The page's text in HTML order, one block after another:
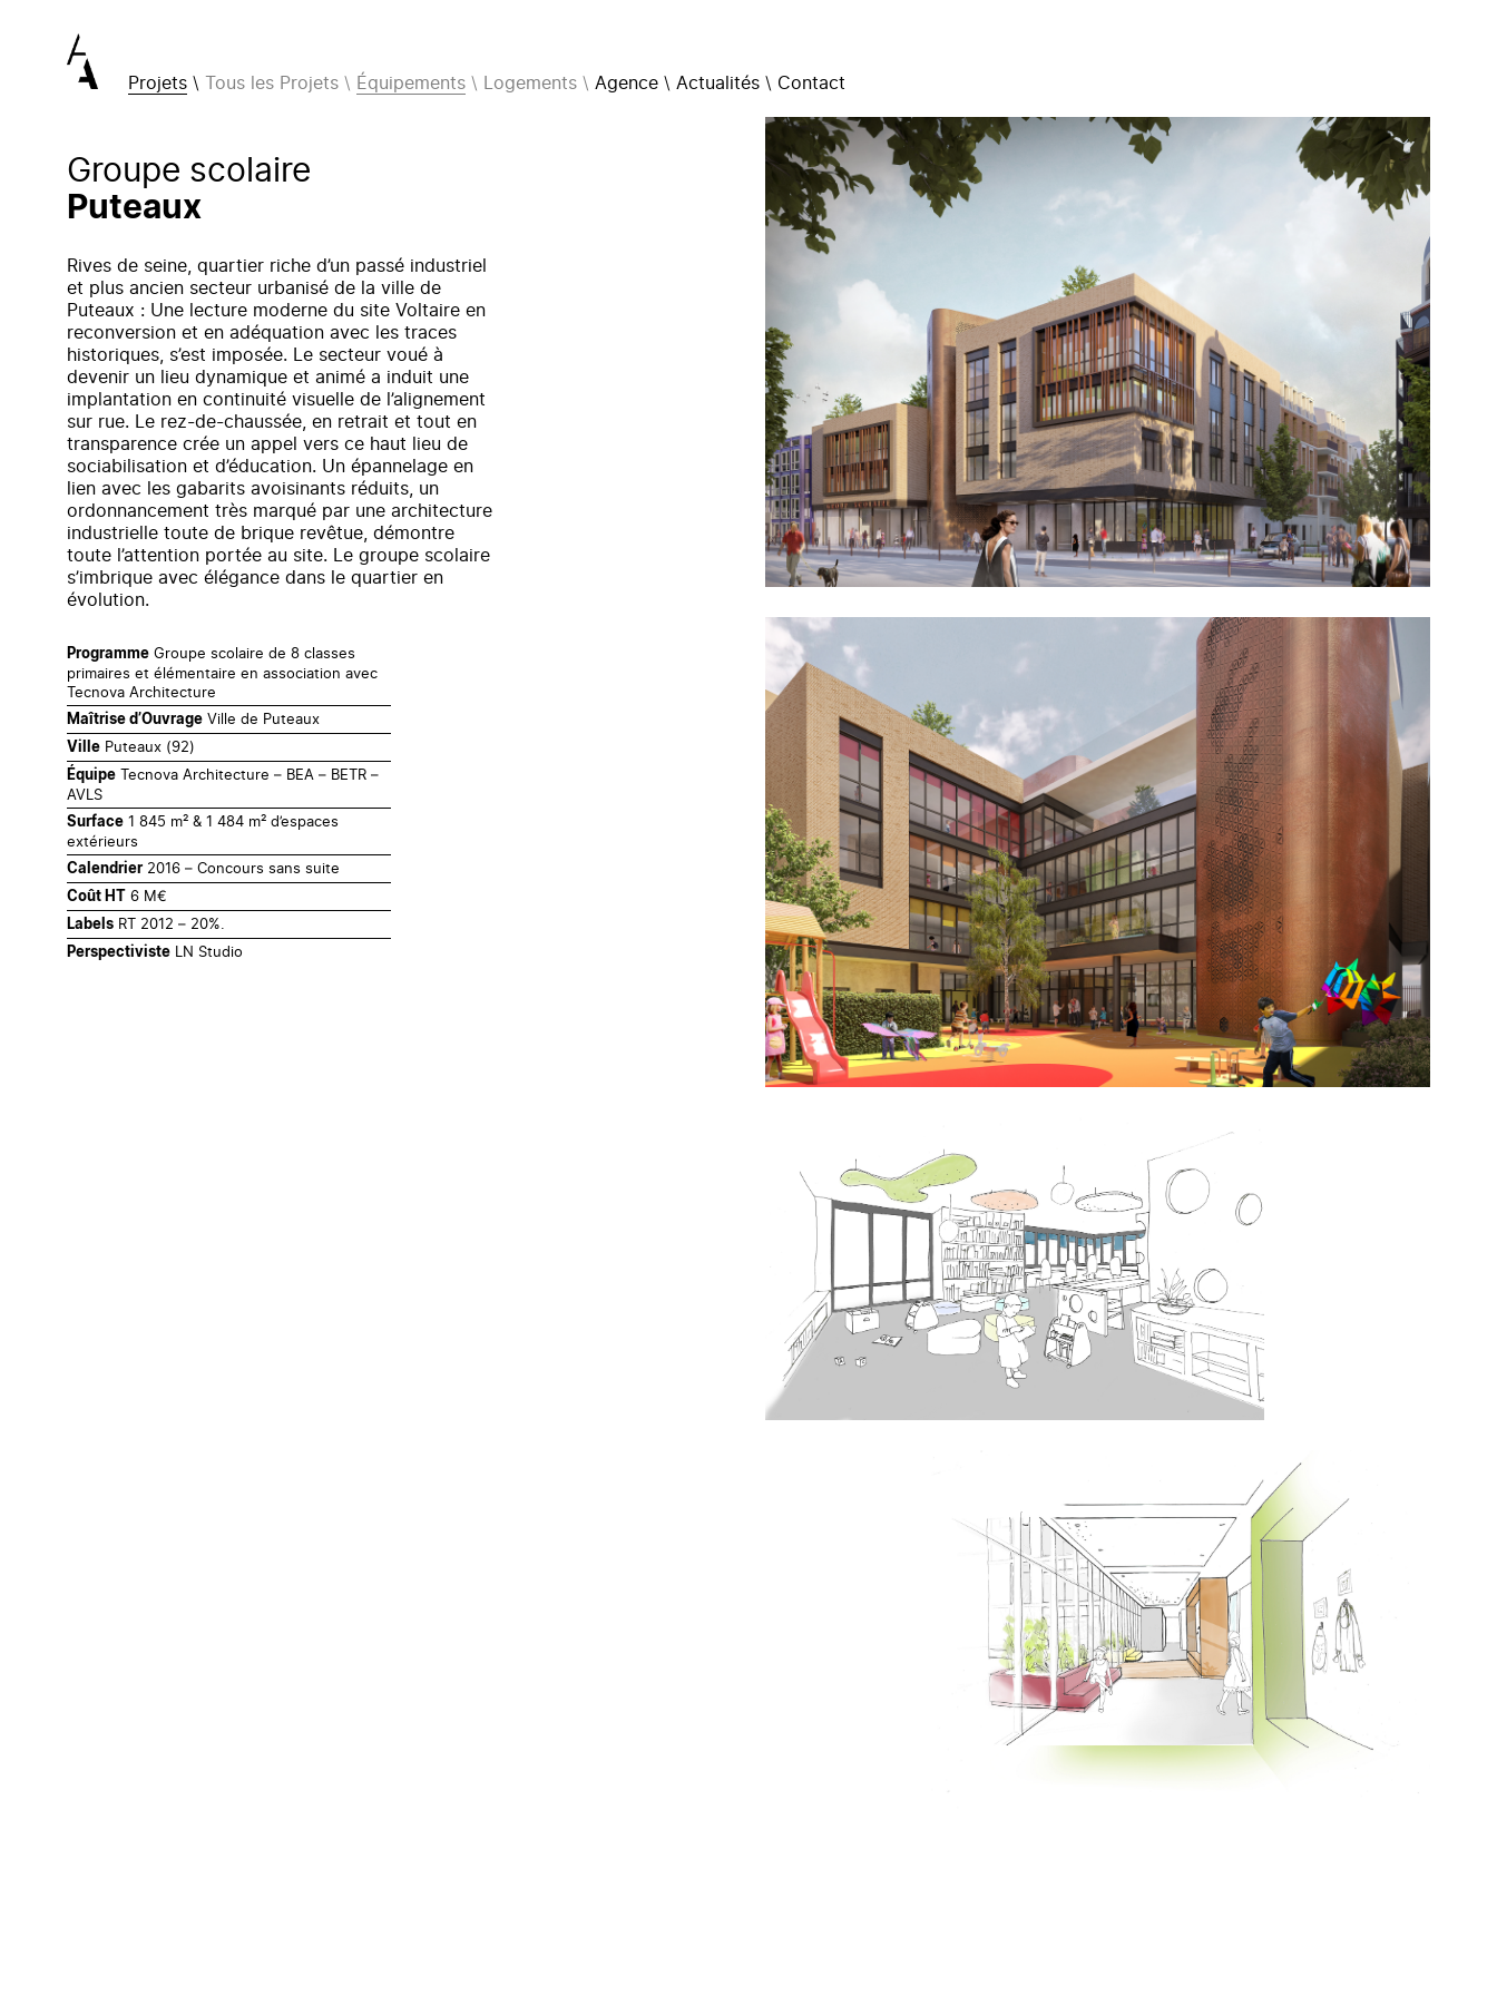
Projets Tous les Projets Équipements Logements Agence Actualités Contact
Groupe scolaire
Puteaux
Rives de seine, quartier riche d’un passé industriel
et plus ancien secteur urbanisé de la ville de
Puteaux : Une lecture moderne du site Voltaire en
reconversion et en adéquation avec les traces
historiques, s’est imposée. Le secteur voué à
devenir un lieu dynamique et animé a induit une
implantation en continuité visuelle de l’alignement
sur rue. Le rez-de-chaussée, en retrait et tout en
transparence crée un appel vers ce haut lieu de
sociabilisation et d’éducation. Un épannelage en
lien avec les gabarits avoisinants réduits, un
ordonnancement très marqué par une architecture
industrielle toute de brique revêtue, démontre
toute l’attention portée au site. Le groupe scolaire
s’imbrique avec élégance dans le quartier en
évolution.
Programme Groupe scolaire de 8 classes
primaires et élémentaire en association avec
Tecnova Architecture
Maîtrise d’Ouvrage Ville de Puteaux
Ville Puteaux (92)
Équipe Tecnova Architecture – BEA – BETR –
AVLS
Surface 1 845 m² & 1 484 m² d’espaces
extérieurs
Calendrier 2016 – Concours sans suite
Coût HT 6 M€
Labels RT 2012 – 20%.
Perspectiviste LN Studio